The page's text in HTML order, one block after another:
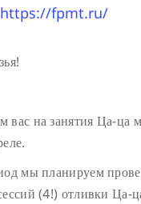
https://fpmt.ru/
вас на занятия Ца-ца
мы планируем
(4!) отливки Ца-